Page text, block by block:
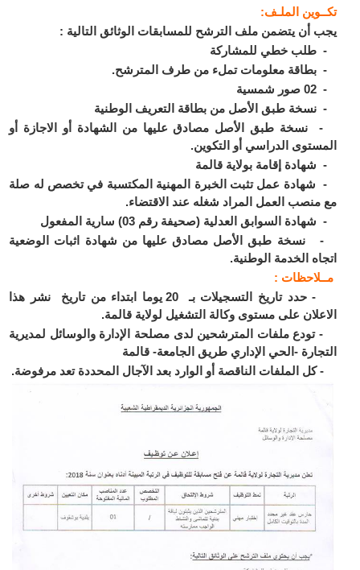
الملـف:
أن يتضمن ملف الترشح للمسابقات الوثائق التالية :
خطي للمشاركة
معلومات تملء من طرف المترشح.
طبق الأصل من بطاقة التعريف الوطنية
طبق الأصل مصادق عليها من الشهادة أو الاجازة أو
الدراسي أو التكوين.
إقامة بولاية قالمة
عمل تثبت الخبرة المهنية المكتسبة في تخصص له صلة
العمل المراد شغله عند الاقتضاء.
السوابق العدلية (صحيفة رقم 03) سارية المفعول
طبق الأصل مصادق عليها من شهادة اثبات الوضعية
الخدمة الوطنية.
:
- حدد تاريخ التسجيلات بـ 20 يوما ابتداء من تاريخ نشر هذا
على مستوى وكالة التشغيل لولاية قالمة.
ملفات المترشحين لدى مصلحة الإدارة والوسائل لمديرية
-الحي الإداري طريق الجامعة- قالمة
الملفات الناقصة أو الوارد بعد الآجال المحددة تعد مرفوضة.